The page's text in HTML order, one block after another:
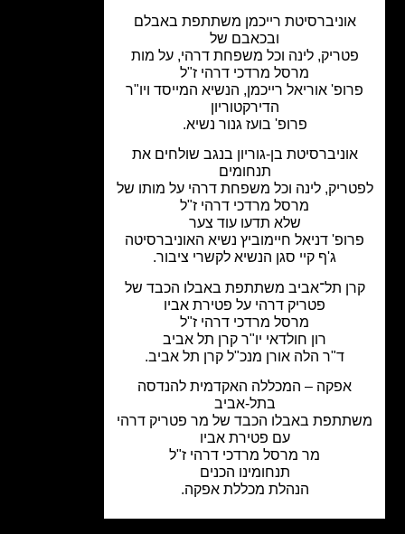
אוניברסיטת רייכמן משתתפת באבלם
ובכאבם של
פטריק, לינה וכל משפחת דרהי, על מות
מרסל מרדכי דרהי ז"ל
אוריאל רייכמן, הנשיא המייסד ויו"ר
הדירקטוריון
פרופ' בועז גנור נשיא.
אוניברסיטת בן-גוריון בנגבשולחים את
תנחומים
לינה וכל משפחת דרהי על מותו של
מרסל מרדכי דרהי ז"ל
שלא תדעו עוד צער
דניאל חיימוביץ נשיא האוניברסיטה
סגן הנשיא לקשרי ציבור.
תל־אביב משתתפת באבלו הכבד של
פטריק דרהי על פטירת אביו
מרסל מרדכי דרהי ז"ל
רון חולדאי יו"רקרן תל אביב
ד"ר הלה אורן מנכ"ל קרן תל אביב.
אפקה – המכללה האקדמית להנדסה
בתל-אביב
באבלו הכבד של מר פטריק דרהי
עם פטירת אביו
מר מרסל מרדכי דרהי ז"ל
תנחומינו הכנים
הנהלת מכללת אפקה.